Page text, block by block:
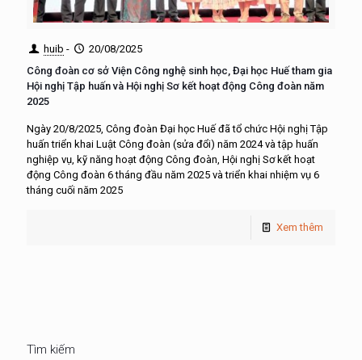
huib -
20/08/2025
Công đoàn cơ sở Viện Công nghệ sinh học, Đại học Huế tham gia
Hội nghị Tập huấn và Hội nghị Sơ kết hoạt động Công đoàn năm
2025
Ngày 20/8/2025, Công đoàn Đại học Huế đã tổ chức Hội nghị Tập
huấn triển khai Luật Công đoàn (sửa đổi) năm 2024 và tập huấn
nghiệp vụ, kỹ năng hoạt động Công đoàn, Hội nghị Sơ kết hoạt
động Công đoàn 6 tháng đầu năm 2025 và triển khai nhiệm vụ 6
tháng cuối năm 2025
Xem thêm
Tìm kiếm